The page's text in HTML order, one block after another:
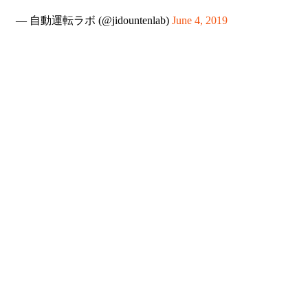
— 自動運転ラボ (@jidountenlab) June 4, 2019